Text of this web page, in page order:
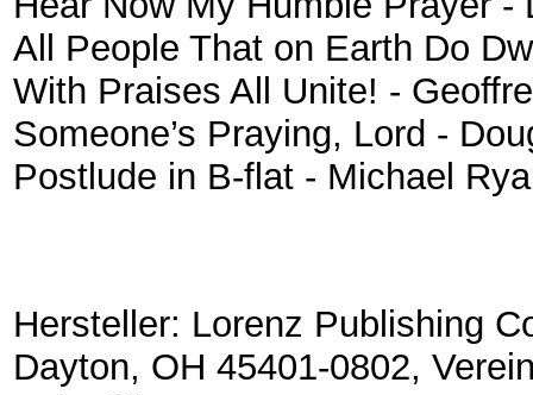
All People That on Earth Do
With Praises All Unite! -
Someone’s Praying, Lord -
Postlude in B-flat - Michael
Hersteller: Lorenz Publishing
Dayton, OH 45401-0802,